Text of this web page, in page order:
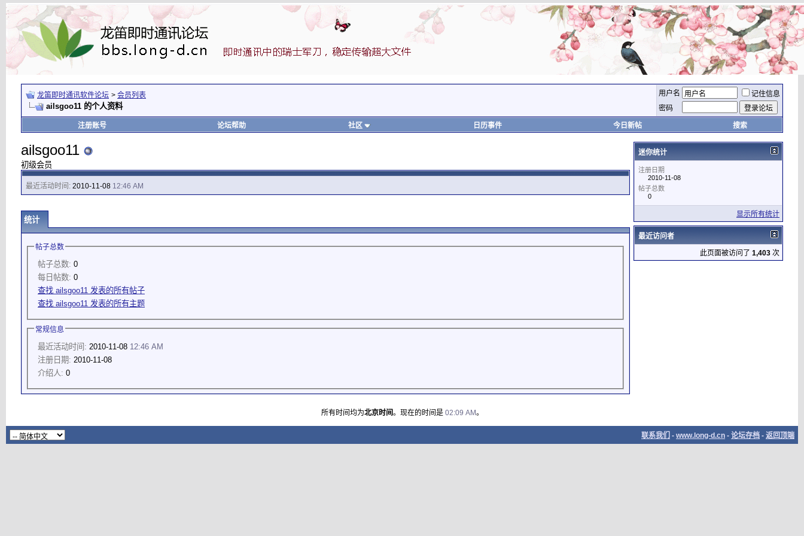
龙笛即时通讯软件论坛 > 会员列表
ailsgoo11 的个人资料
用户名
记住信息
密码
注册账号 论坛帮助 社区 日历事件 今日新帖 搜索
ailsgoo11
初级会员
最近活动时间: 2010-11-08 12:46 AM
统计
帖子总数
帖子总数: 0
每日帖数: 0
查找 ailsgoo11 发表的所有帖子
查找 ailsgoo11 发表的所有主题
常规信息
最近活动时间: 2010-11-08 12:46 AM
注册日期: 2010-11-08
介绍人: 0
迷你统计
注册日期
2010-11-08
帖子总数
0
显示所有统计
最近访问者
此页面被访问了 1,403 次
所有时间均为北京时间。现在的时间是 02:09 AM。
联系我们 - www.long-d.cn - 论坛存档 - 返回顶端